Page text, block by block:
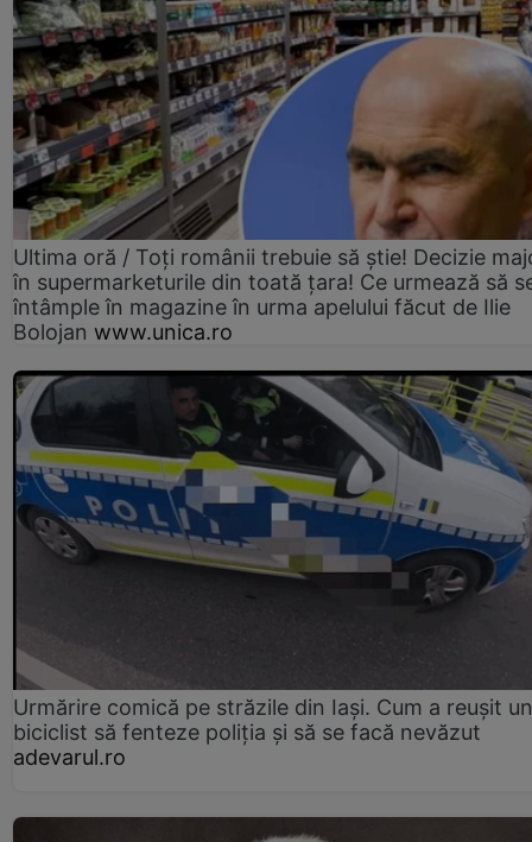
Ultima oră / Toți românii trebuie să știe! Decizie
în supermarketurile din toată țara! Ce urmează să
întâmple în magazine în urma apelului făcut de Ilie
Bolojan www.unica.ro
Urmărire comică pe străzile din Iași. Cum a reușit un
biciclist să fenteze poliția și să se facă nevăzut
adevarul.ro